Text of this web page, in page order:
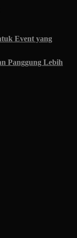
Event yang
Panggung Lebih